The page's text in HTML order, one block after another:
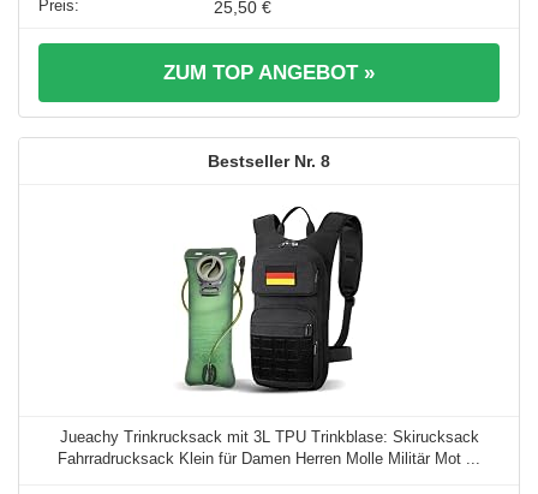
25,50 €
ZUM TOP ANGEBOT »
8
Jueachy Trinkrucksack mit 3L TPU Trinkblase: Skirucksack
Fahrradrucksack Klein für Damen Herren Molle Militär Mot ...